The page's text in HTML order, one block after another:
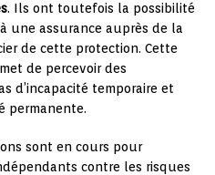
. Ils ont toutefois la possibilité
une assurance auprès de la
de cette protection. Cette
de percevoir des
d’incapacité temporaire et
permanente.
sont en cours pour
contre les risques